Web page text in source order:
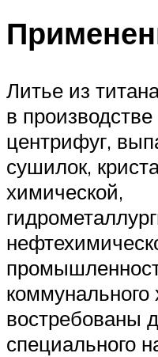
Литье из
в
центрифуг,
сушилок,
химической,
коммунального
востребованы
специального